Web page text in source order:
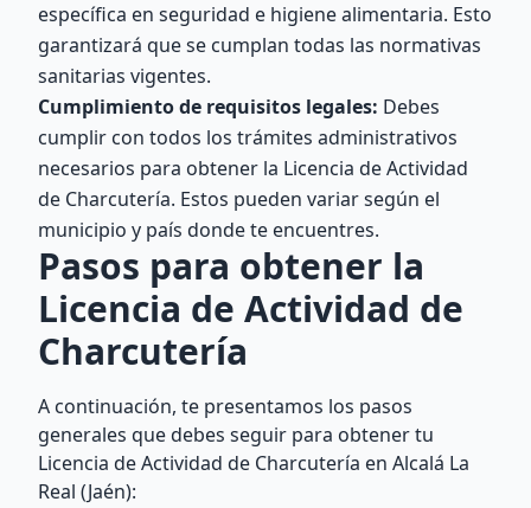
específica en seguridad e higiene alimentaria. Esto
garantizará que se cumplan todas las normativas
sanitarias vigentes.
Cumplimiento de requisitos legales: Debes
cumplir con todos los trámites administrativos
necesarios para obtener la Licencia de Actividad
de Charcutería. Estos pueden variar según el
municipio y país donde te encuentres.
Pasos para obtener la
Licencia de Actividad de
Charcutería
A continuación, te presentamos los pasos
generales que debes seguir para obtener tu
Licencia de Actividad de Charcutería en Alcalá La
Real (Jaén):